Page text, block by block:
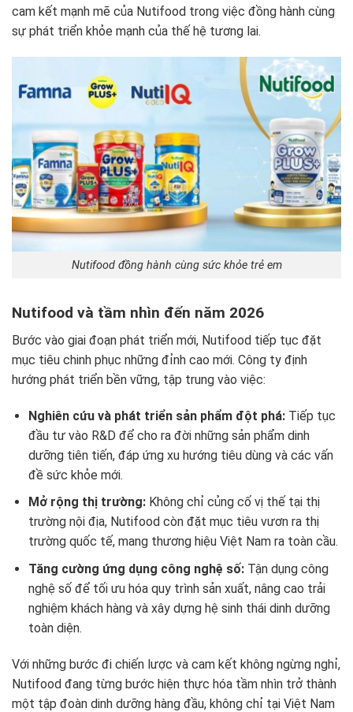
cam kết mạnh mẽ của Nutifood trong việc đồng hành cùng
sự phát triển khỏe mạnh của thế hệ tương lai.
Nutifood đồng hành cùng sức khỏe trẻ em
Nutifood và tầm nhìn đến năm 2026
Bước vào giai đoạn phát triển mới, Nutifood tiếp tục đặt
mục tiêu chinh phục những đỉnh cao mới. Công ty định
hướng phát triển bền vững, tập trung vào việc:
Nghiên cứu và phát triển sản phẩm đột phá:Tiếp tục
đầu tư vào R&D để cho ra đời những sản phẩm dinh
dưỡng tiên tiến, đáp ứng xu hướng tiêu dùng và các vấn
đề sức khỏe mới.
Mở rộng thị trường:Không chỉ củng cố vị thế tại thị
trường nội địa, Nutifood còn đặt mục tiêu vươn ra thị
trường quốc tế, mang thương hiệu Việt Nam ra toàn cầu.
Tăng cường ứng dụng công nghệ số:Tận dụng công
nghệ số để tối ưu hóa quy trình sản xuất, nâng cao trải
nghiệm khách hàng và xây dựng hệ sinh thái dinh dưỡng
toàn diện.
Với những bước đi chiến lược và cam kết không ngừng nghỉ,
Nutifood đang từng bước hiện thực hóa tầm nhìn trở thành
một tập đoàn dinh dưỡng hàng đầu, không chỉ tại Việt Nam